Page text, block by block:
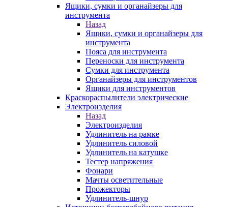
Ящики, сумки и органайзеры для
инструмента
Назад
Ящики, сумки и органайзеры для
инструмента
Пояса для инструмента
Переноски для инструмента
Сумки для инструмента
Органайзеры для инструментов
Ящики для инструментов
Краскораспылители электрические
Электроизделия
Назад
Электроизделия
Удлинитель на рамке
Удлинитель силовой
Удлинитель на катушке
Тестер напряжения
Фонари
Мачты осветительные
Прожекторы
Удлинитель-шнур